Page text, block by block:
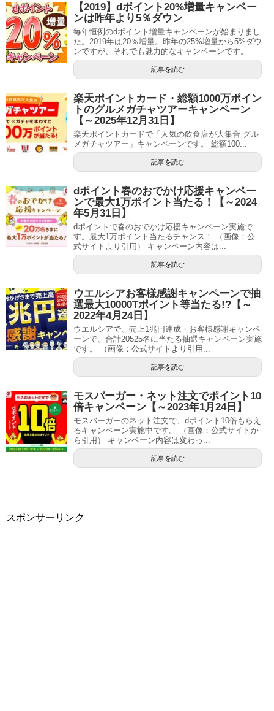
【2019】dポイント20%増量キャンペー
ンは昨年より5％ダウン
毎年恒例のdポイント増量キャンペーンが始まりまし
た。2019年は20％増量。昨年の25%増量から5%ダウ
ンですが、それでも魅力的なキャンペーンです。
記事を読む
楽天ポイントカード・総額1000万ポイン
トのグルメガチャツアーキャンペーン
【～2025年12月31日】
楽天ポイントカードで「人気の飲食店が大集合 グル
メガチャツアー」キャンペーンです。 総額100...
記事を読む
dポイント春のおでかけ応援キャンペー
ンで最大1万ポイント当たる！【～2024
年5月31日】
dポイントで春のおでかけ応援キャンペーン実施で
す。最大1万ポイント当たるチャンス！ （画像：公
式サイトより引用） キャンペーン内容は...
記事を読む
ウエルシアお客様感謝キャンペーンで抽
選最大10000Tポイント等当たる!?【～
2022年4月24日】
ウエルシアで、売上1兆円達成・お客様感謝キャンペ
ーンで、合計20525名に当たる抽選キャンペーン実施
です。 （画像：公式サイトより引用...
記事を読む
モスバーガー・ネット注文でポイント10
倍キャンペーン【～2023年1月24日】
モスバーガーのネット注文で、dポイント10倍もらえ
るキャンペーン実施中です。 （画像：公式サイトか
ら引用） キャンペーン内容は変わっ...
記事を読む
スポンサーリンク